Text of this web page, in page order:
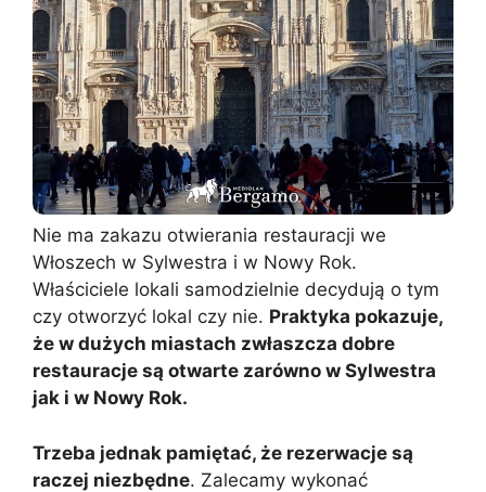
Nie ma zakazu otwierania restauracji we
Włoszech w Sylwestra i w Nowy Rok.
Właściciele lokali samodzielnie decydują o tym
czy otworzyć lokal czy nie. Praktyka pokazuje,
że w dużych miastach zwłaszcza dobre
restauracje są otwarte zarówno w Sylwestra
jak i w Nowy Rok.
Trzeba jednak pamiętać, że rezerwacje są
raczej niezbędne. Zalecamy wykonać